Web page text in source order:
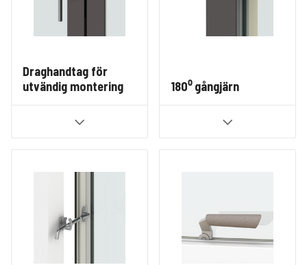
Draghandtag för
utvändig montering
180⁰ gångjärn